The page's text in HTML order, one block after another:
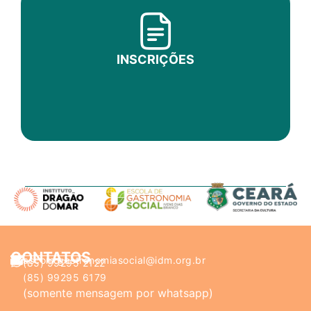
INSCRIÇÕES
CONTATOS
ascom.gastronomiasocial@idm.org.br
(85) 99295 2122
(85) 99295 6179
(somente mensagem por whatsapp)